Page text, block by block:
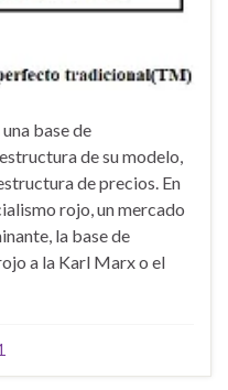
base de
de su modelo,
de precios. En
rojo, un mercado
la base de
a la Karl Marx o el